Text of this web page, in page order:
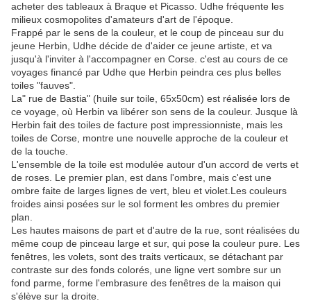
acheter des tableaux à Braque et Picasso. Udhe fréquente les
milieux cosmopolites d'amateurs d'art de l'époque.
Frappé par le sens de la couleur, et le coup de pinceau sur du
jeune Herbin, Udhe décide de d'aider ce jeune artiste, et va
jusqu'à l'inviter à l'accompagner en Corse. c'est au cours de ce
voyages financé par Udhe que Herbin peindra ces plus belles
toiles "fauves".
La" rue de Bastia" (huile sur toile, 65x50cm) est réalisée lors de
ce voyage, où Herbin va libérer son sens de la couleur. Jusque là
Herbin fait des toiles de facture post impressionniste, mais les
toiles de Corse, montre une nouvelle approche de la couleur et
de la touche.
L'ensemble de la toile est modulée autour d'un accord de verts et
de roses. Le premier plan, est dans l'ombre, mais c'est une
ombre faite de larges lignes de vert, bleu et violet.Les couleurs
froides ainsi posées sur le sol forment les ombres du premier
plan.
Les hautes maisons de part et d'autre de la rue, sont réalisées du
même coup de pinceau large et sur, qui pose la couleur pure. Les
fenêtres, les volets, sont des traits verticaux, se détachant par
contraste sur des fonds colorés, une ligne vert sombre sur un
fond parme, forme l'embrasure des fenêtres de la maison qui
s'élève sur la droite.